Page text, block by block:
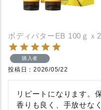
ボディバターEB 100ｇｘ
購入者
投稿日 2026/05/22
リピートになります。
香りも良く、手放せな